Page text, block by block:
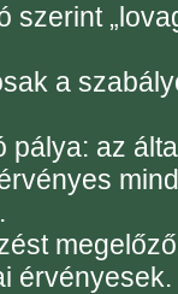
szerint
a
pálya: az
érvényesek.